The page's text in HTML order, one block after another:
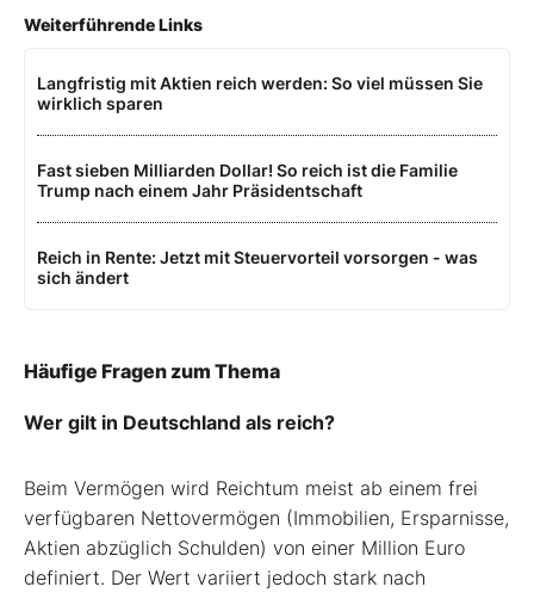
Weiterführende Links
Langfristig mit Aktien reich werden: So viel müssen Sie
wirklich sparen
Fast sieben Milliarden Dollar! So reich ist die Familie
Trump nach einem Jahr Präsidentschaft
Reich in Rente: Jetzt mit Steuervorteil vorsorgen - was
sich ändert
Häufige Fragen zum Thema
Wer gilt in Deutschland als reich?
Beim Vermögen wird Reichtum meist ab einem frei
verfügbaren Nettovermögen (Immobilien, Ersparnisse,
Aktien abzüglich Schulden) von einer Million Euro
definiert. Der Wert variiert jedoch stark nach